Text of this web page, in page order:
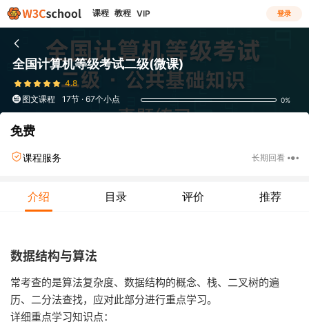
课程 教程 VIP 登录
全国计算机等级考试二级(微课)
4.8
图文课程
17节 · 67个小点 0%
免费
课程服务 长期回看
介绍 目录 评价 推荐
数据结构与算法
常考查的是算法复杂度、数据结构的概念、栈、二叉树的遍
历、二分法查找，应对此部分进行重点学习。
详细重点学习知识点：